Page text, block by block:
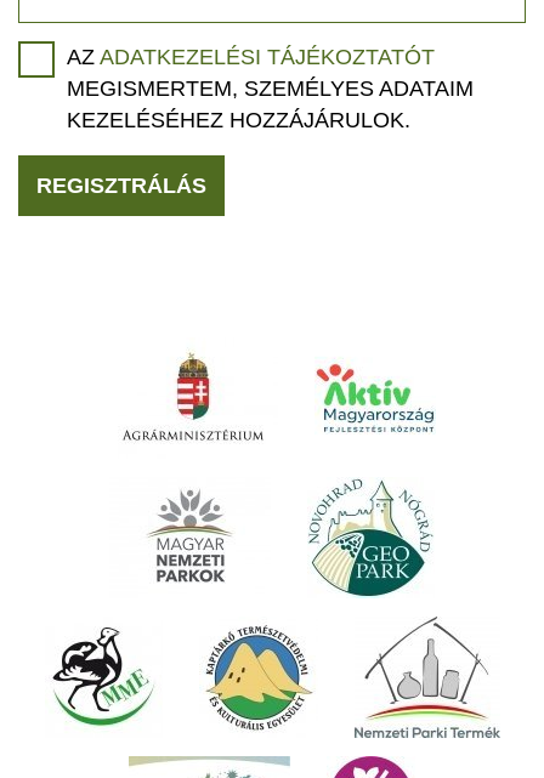
AZ ADATKEZELÉSI TÁJÉKOZTATÓT
MEGISMERTEM, SZEMÉLYES ADATAIM
KEZELÉSÉHEZ HOZZÁJÁRULOK.
REGISZTRÁLÁS